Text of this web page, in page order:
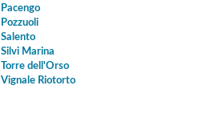
Pacengo
Pozzuoli
Salento
Silvi Marina
Torre dell'Orso
Vignale Riotorto